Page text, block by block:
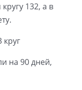
132, а в
на 90 дней,